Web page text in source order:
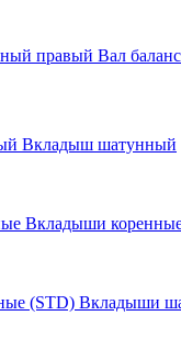
правый Вал
Вкладыш шатунный
Вкладыши
(STD) Вкладыши